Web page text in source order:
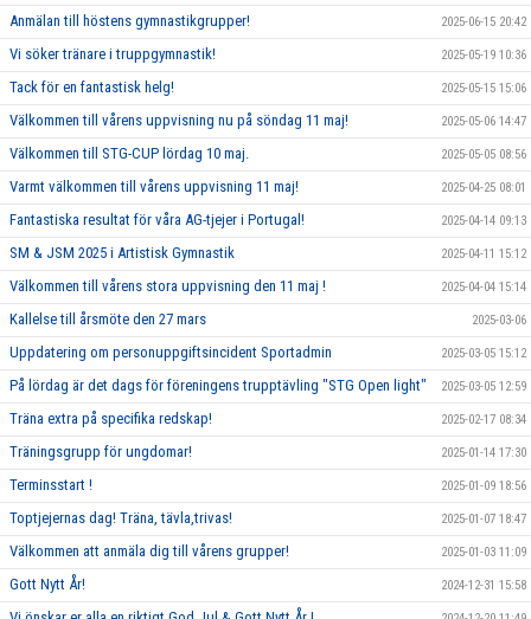
Anmälan till höstens gymnastikgrupper! 2025-06-15 20:42
Vi söker tränare i truppgymnastik! 2025-05-19 10:36
Tack för en fantastisk helg! 2025-05-15 15:06
Välkommen till vårens uppvisning nu på söndag 11 maj! 2025-05-06 14:47
Välkommen till STG-CUP lördag 10 maj. 2025-05-05 08:56
Varmt välkommen till vårens uppvisning 11 maj! 2025-04-25 08:01
Fantastiska resultat för våra AG-tjejer i Portugal! 2025-04-14 09:13
SM & JSM 2025 i Artistisk Gymnastik 2025-04-11 15:12
Välkommen till vårens stora uppvisning den 11 maj ! 2025-04-04 15:14
Kallelse till årsmöte den 27 mars 2025-03-06
Uppdatering om personuppgiftsincident Sportadmin 2025-03-05 15:12
På lördag är det dags för föreningens trupptävling "STG Open light" 2025-03-05 12:59
Träna extra på specifika redskap! 2025-02-17 08:34
Träningsgrupp för ungdomar! 2025-01-14 17:30
Terminsstart ! 2025-01-09 18:56
Toptjejernas dag! Träna, tävla,trivas! 2025-01-07 18:47
Välkommen att anmäla dig till vårens grupper! 2025-01-03 11:09
Gott Nytt År! 2024-12-31 15:58